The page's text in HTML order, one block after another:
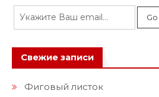
Свежие записи
Фиговый листок